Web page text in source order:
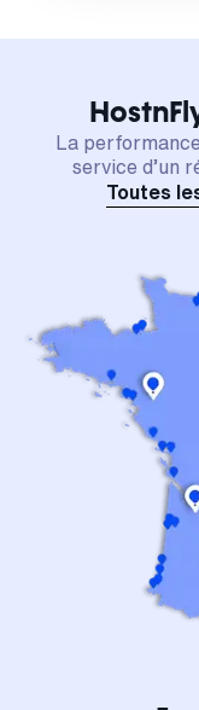
La
service d’un
Toutes